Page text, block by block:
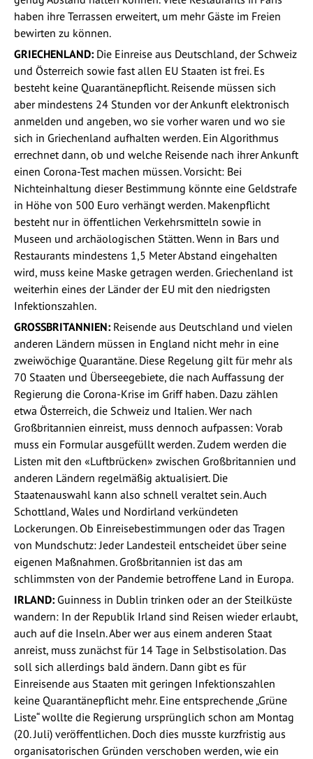
haben ihre Terrassen erweitert, um mehr Gäste im Freien
bewirten zu können.
GRIECHENLAND: Die Einreise aus Deutschland, der Schweiz
und Österreich sowie fast allen EU Staaten ist frei. Es
besteht keine Quarantänepflicht. Reisende müssen sich
aber mindestens 24 Stunden vor der Ankunft elektronisch
anmelden und angeben, wo sie vorher waren und wo sie
sich in Griechenland aufhalten werden. Ein Algorithmus
errechnet dann, ob und welche Reisende nach ihrer Ankunft
einen Corona-Test machen müssen. Vorsicht: Bei
Nichteinhaltung dieser Bestimmung könnte eine Geldstrafe
in Höhe von 500 Euro verhängt werden. Makenpflicht
besteht nur in öffentlichen Verkehrsmitteln sowie in
Museen und archäologischen Stätten. Wenn in Bars und
Restaurants mindestens 1,5 Meter Abstand eingehalten
wird, muss keine Maske getragen werden. Griechenland ist
weiterhin eines der Länder der EU mit den niedrigsten
Infektionszahlen.
GROSSBRITANNIEN: Reisende aus Deutschland und vielen
anderen Ländern müssen in England nicht mehr in eine
zweiwöchige Quarantäne. Diese Regelung gilt für mehr als
70 Staaten und Überseegebiete, die nach Auffassung der
Regierung die Corona-Krise im Griff haben. Dazu zählen
etwa Österreich, die Schweiz und Italien. Wer nach
Großbritannien einreist, muss dennoch aufpassen: Vorab
muss ein Formular ausgefüllt werden. Zudem werden die
Listen mit den «Luftbrücken» zwischen Großbritannien und
anderen Ländern regelmäßig aktualisiert. Die
Staatenauswahl kann also schnell veraltet sein. Auch
Schottland, Wales und Nordirland verkündeten
Lockerungen. Ob Einreisebestimmungen oder das Tragen
von Mundschutz: Jeder Landesteil entscheidet über seine
eigenen Maßnahmen. Großbritannien ist das am
schlimmsten von der Pandemie betroffene Land in Europa.
IRLAND: Guinness in Dublin trinken oder an der Steilküste
wandern: In der Republik Irland sind Reisen wieder erlaubt,
auch auf die Inseln. Aber wer aus einem anderen Staat
anreist, muss zunächst für 14 Tage in Selbstisolation. Das
soll sich allerdings bald ändern. Dann gibt es für
Einreisende aus Staaten mit geringen Infektionszahlen
keine Quarantänepflicht mehr. Eine entsprechende „Grüne
Liste“ wollte die Regierung ursprünglich schon am Montag
(20. Juli) veröffentlichen. Doch dies musste kurzfristig aus
organisatorischen Gründen verschoben werden, wie ein